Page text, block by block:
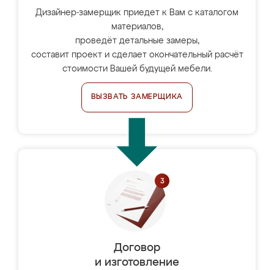
Дизайнер-замерщик приедет к Вам с каталогом
материалов,
проведёт детальные замеры,
составит проект и сделает окончательный расчёт
стоимости Вашей будущей мебели.
ВЫЗВАТЬ ЗАМЕРЩИКА
Договор
и изготовление